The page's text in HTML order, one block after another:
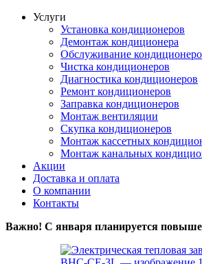
Услуги
Установка кондиционеров
Демонтаж кондиционера
Обслуживание
Чистка кондиционеров
Диагностика кондиционеров
Ремонт кондиционеров
Заправка кондиционеров
Монтаж вентиляции
Скупка кондиционеров
Монтаж кассетных
Монтаж канальных
Акции
Доставка и оплата
О компании
Контакты
Важно! С января планируется